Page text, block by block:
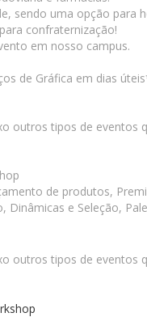
sendo uma opção para
confraternização!
em nosso campus.
de Gráfica em dias
outros tipos de eventos
de produtos,
Dinâmicas e Seleção,
outros tipos de eventos